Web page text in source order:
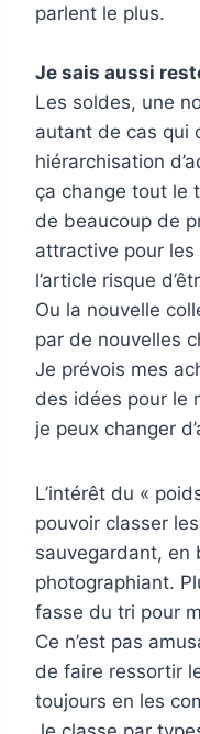
parlent le plus.
Je sais aussi
Les soldes, une
autant de cas qui
hiérarchisation
ça change tout le
de beaucoup de
attractive pour
l’article risque
Ou la nouvelle
par de nouvelles
Je prévois mes
des idées pour le
je peux changer
L’intérêt du «
pouvoir classer
sauvegardant, en
photographiant.
fasse du tri pour
Ce n’est pas
de faire ressortir
toujours en les